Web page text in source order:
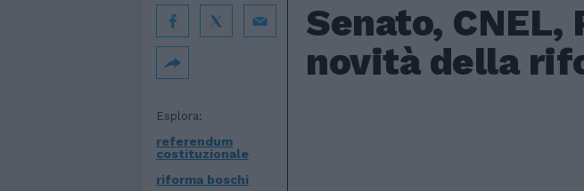
Senato,
novità della
Esplora:
referendum
costituzionale
riforma boschi